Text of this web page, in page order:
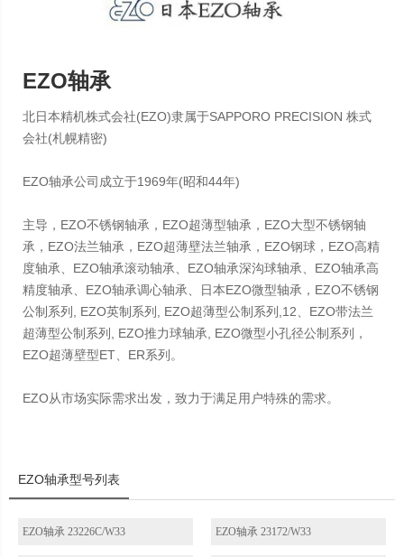
EZO轴承
北日本精机株式会社(EZO)隶属于SAPPORO PRECISION 株式
会社(札幌精密)
EZO轴承公司成立于1969年(昭和44年)
主导，EZO不锈钢轴承，EZO超薄型轴承，EZO大型不锈钢轴
承，EZO法兰轴承，EZO超薄壁法兰轴承，EZO钢球，EZO高精
度轴承、EZO轴承滚动轴承、EZO轴承深沟球轴承、EZO轴承高
精度轴承、EZO轴承调心轴承、日本EZO微型轴承，EZO不锈钢
公制系列, EZO英制系列, EZO超薄型公制系列,12、EZO带法兰
超薄型公制系列, EZO推力球轴承, EZO微型小孔径公制系列，
EZO超薄壁型ET、ER系列。
EZO从市场实际需求出发，致力于满足用户特殊的需求。
EZO轴承型号列表
EZO轴承 23226C/W33 EZO轴承 23172/W33